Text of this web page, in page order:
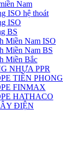
Nam
ISO hệ thoát
ISO
BS
Miền Nam ISO
Miền Nam BS
Miền Bắc
NHỰA PPR
TIỀN PHONG
FINMAX
HATHACO
ĐIỆN